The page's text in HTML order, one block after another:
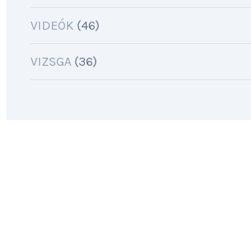
VIDEÓK (46)
VIZSGA (36)